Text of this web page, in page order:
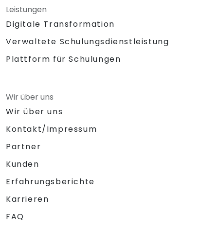
Leistungen
Digitale Transformation
Verwaltete Schulungsdienstleistung
Plattform für Schulungen
Wir über uns
Wir über uns
Kontakt/Impressum
Partner
Kunden
Erfahrungsberichte
Karrieren
FAQ